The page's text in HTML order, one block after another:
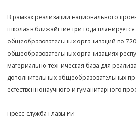
В рамках реализации национального
школа» в ближайшие три года планируется
общеобразовательных организаций по 720
общеобразовательных организациях
материально-техническая база для
дополнительных общеобразовательных
естественнонаучного и гуманитарного
Пресс-служба Главы РИ